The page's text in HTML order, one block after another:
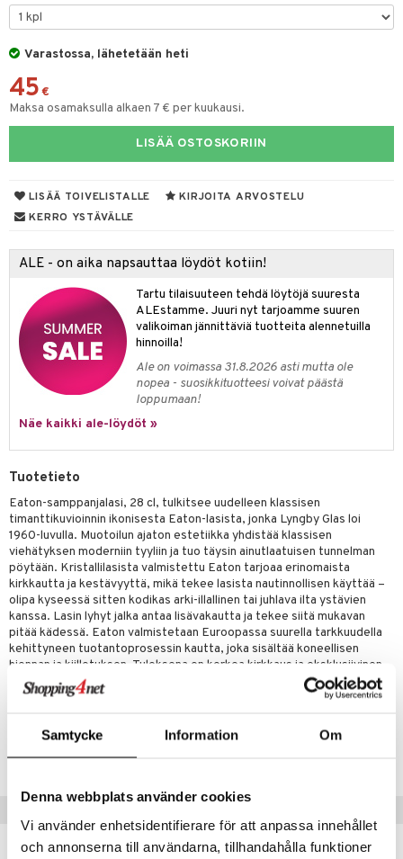
Samtycke Information Om
Denna webbplats använder cookies
Vi använder enhetsidentifierare för att anpassa innehållet
och annonserna till användarna, tillhandahålla funktioner
Varastossa, lähetetään heti
45 €
Maksa osamaksulla alkaen 7 € per kuukausi.
LISÄÄ OSTOSKORIIN
LISÄÄ TOIVELISTALLE
KIRJOITA ARVOSTELU
KERRO YSTÄVÄLLE
ALE - on aika napsauttaa löydöt kotiin!
Tartu tilaisuuteen tehdä löytöjä suuresta
ALEstamme. Juuri nyt tarjoamme suuren
valikoiman jännittäviä tuotteita alennetuilla
hinnoilla!
Ale on voimassa 31.8.2026 asti mutta ole
nopea - suosikkituotteesi voivat päästä
loppumaan!
Näe kaikki ale-löydöt »
Tuotetieto
Eaton-samppanjalasi, 28 cl, tulkitsee uudelleen klassisen
timanttikuvioinnin ikonisesta Eaton-lasista, jonka Lyngby Glas loi
1960-luvulla. Muotoilun ajaton estetiikka yhdistää klassisen
viehätyksen moderniin tyyliin ja tuo täysin ainutlaatuisen tunnelman
pöytään. Kristallilasista valmistettu Eaton tarjoaa erinomaista
kirkkautta ja kestävyyttä, mikä tekee lasista nautinnollisen käyttää –
olipa kyseessä sitten kodikas arki-illallinen tai juhlava ilta ystävien
kanssa. Lasin lyhyt jalka antaa lisävakautta ja tekee siitä mukavan
pitää kädessä. Eaton valmistetaan Euroopassa suurella tarkkuudella
kehittyneen tuotantoprosessin kautta, joka sisältää koneellisen
hionnan ja kiillotuksen. Tuloksena on korkea kirkkaus ja eksklusiivinen
viimeistely, joka korostaa lasin yksinkertaista eleganssia.
Tuotenumero
IUB12-2-XX
Maustemyllyt
/ Outdoor
& Vihannesveitset
sisustus
tarvikkeita
koristelu
säilytys
tekstiilit
& Tyynyliinat
& Peitot
& Koukut
& Korit
& Veistokset
Art
& Lyhdyt
& Hyllyt
& Koukut
tekstiilit
tekstiilit
tekstiilit
hyönteissuoja
ruokinta
& Lyhdyt
& vastauksia